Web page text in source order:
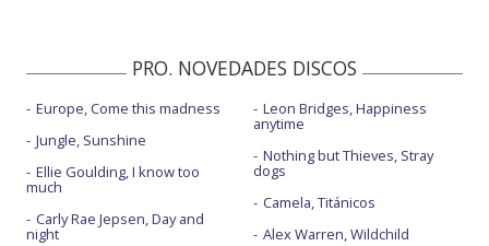
PRO. NOVEDADES DISCOS
Europe, Come this madness
Jungle, Sunshine
Ellie Goulding, I know too
much
Carly Rae Jepsen, Day and
night
Leon Bridges, Happiness
anytime
Nothing but Thieves, Stray
dogs
Camela, Titánicos
Alex Warren, Wildchild